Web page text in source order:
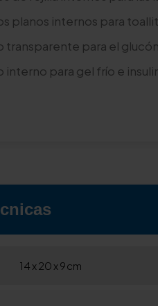
planos internos para
transparente para el
interno para gel frío e
14 x 20 x 9 cm